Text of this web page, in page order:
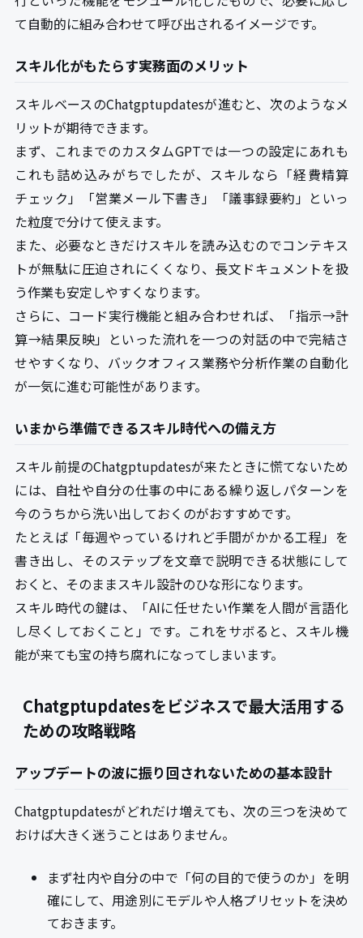
て自動的に組み合わせて呼び出されるイメージです。
スキル化がもたらす実務面のメリット
スキルベースのChatgptupdatesが進むと、次のようなメ
リットが期待できます。
まず、これまでのカスタムGPTでは一つの設定にあれも
これも詰め込みがちでしたが、スキルなら「経費精算
チェック」「営業メール下書き」「議事録要約」といっ
た粒度で分けて使えます。
また、必要なときだけスキルを読み込むのでコンテキス
トが無駄に圧迫されにくくなり、長文ドキュメントを扱
う作業も安定しやすくなります。
さらに、コード実行機能と組み合わせれば、「指示→計
算→結果反映」といった流れを一つの対話の中で完結さ
せやすくなり、バックオフィス業務や分析作業の自動化
が一気に進む可能性があります。
いまから準備できるスキル時代への備え方
スキル前提のChatgptupdatesが来たときに慌てないため
には、自社や自分の仕事の中にある繰り返しパターンを
今のうちから洗い出しておくのがおすすめです。
たとえば「毎週やっているけれど手間がかかる工程」を
書き出し、そのステップを文章で説明できる状態にして
おくと、そのままスキル設計のひな形になります。
スキル時代の鍵は、「AIに任せたい作業を人間が言語化
し尽くしておくこと」です。これをサボると、スキル機
能が来ても宝の持ち腐れになってしまいます。
Chatgptupdatesをビジネスで最大活用する
ための攻略戦略
アップデートの波に振り回されないための基本設計
Chatgptupdatesがどれだけ増えても、次の三つを決めて
おけば大きく迷うことはありません。
まず社内や自分の中で「何の目的で使うのか」を明
確にして、用途別にモデルや人格プリセットを決め
ておきます。